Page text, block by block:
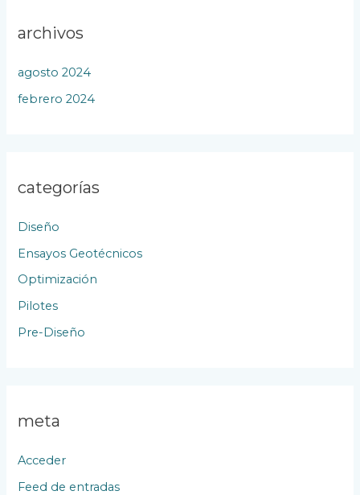
archivos
agosto 2024
febrero 2024
categorías
Diseño
Ensayos Geotécnicos
Optimización
Pilotes
Pre-Diseño
meta
Acceder
Feed de entradas